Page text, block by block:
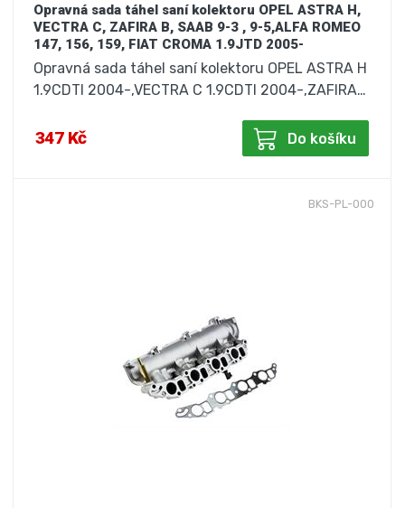
Opravná sada táhel saní kolektoru OPEL ASTRA H,
VECTRA C, ZAFIRA B, SAAB 9-3 , 9-5,ALFA ROMEO
147, 156, 159, FIAT CROMA 1.9JTD 2005-
Opravná sada táhel saní kolektoru OPEL ASTRA H
1.9CDTI 2004-,VECTRA C 1.9CDTI 2004-,ZAFIRA…
347 Kč Do košíku
BKS-PL-000